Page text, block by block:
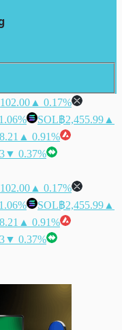
▲ 0.17%
SOL฿2,455.99 ▲
▲ 0.91%
▼ 0.37%
▲ 0.17%
SOL฿2,455.99 ▲
▲ 0.91%
▼ 0.37%